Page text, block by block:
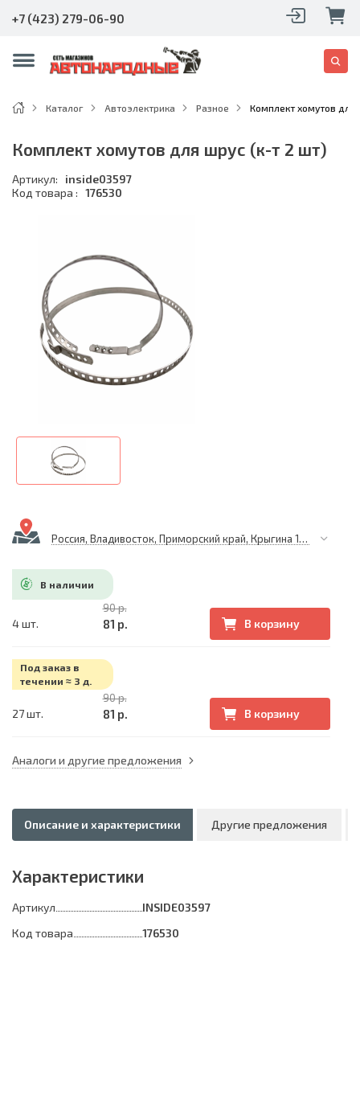
+7 (423) 279-06-90
Каталог Автоэлектрика Разное Комплект хомутов для
Комплект хомутов для шрус (к-т 2 шт)
Артикул:
inside03597
Код товара : 176530
Россия, Владивосток, Приморский край, Крыгина 105
В наличии
4 шт.
90 р.
81 р. В корзину
Под заказ в
течении ≈ 3 д.
27 шт.
90 р.
81 р. В корзину
Аналоги и другие предложения
Описание и характеристики Другие предложения
Характеристики
Артикул
INSIDE03597
Код товара
176530